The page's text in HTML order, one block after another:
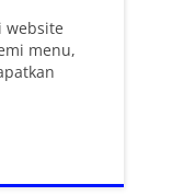
website
menu,